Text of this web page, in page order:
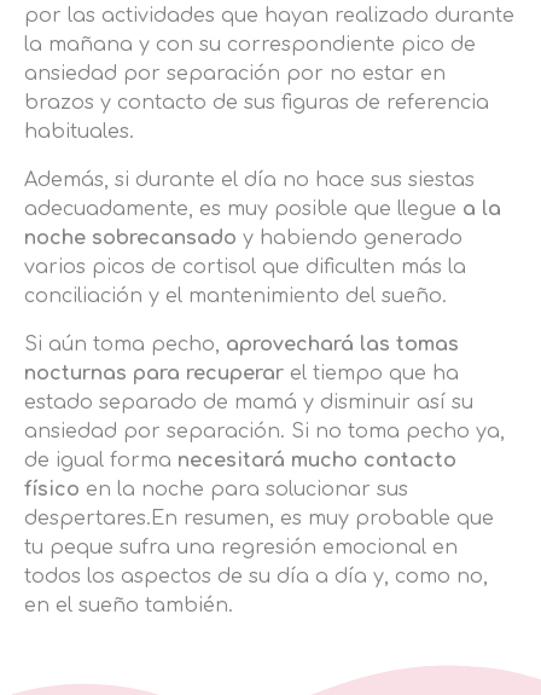
por las actividades que hayan realizado durante
la mañana y con su correspondiente pico de
ansiedad por separación por no estar en
brazos y contacto de sus figuras de referencia
habituales.
Además, si durante el día no hace sus siestas
adecuadamente, es muy posible que llegue a la
noche sobrecansado y habiendo generado
varios picos de cortisol que dificulten más la
conciliación y el mantenimiento del sueño.
Si aún toma pecho, aprovechará las tomas
nocturnas para recuperar el tiempo que ha
estado separado de mamá y disminuir así su
ansiedad por separación. Si no toma pecho ya,
de igual forma necesitará mucho contacto
físico en la noche para solucionar sus
despertares.En resumen, es muy probable que
tu peque sufra una regresión emocional en
todos los aspectos de su día a día y, como no,
en el sueño también.